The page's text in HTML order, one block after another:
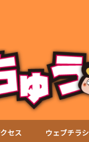
セス ウェブチラシ